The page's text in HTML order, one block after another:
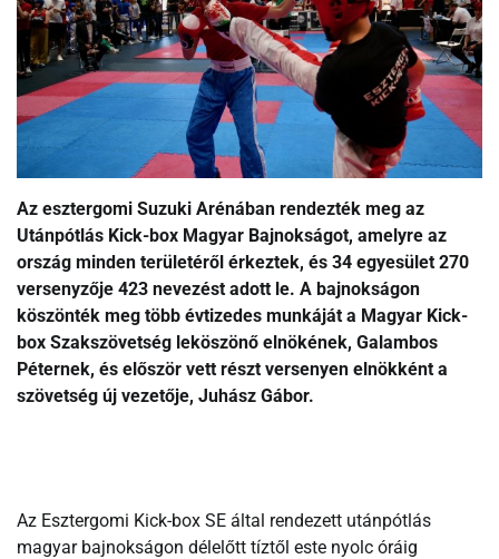
Az esztergomi Suzuki Arénában rendezték meg az
Utánpótlás Kick-box Magyar Bajnokságot, amelyre az
ország minden területéről érkeztek, és 34 egyesület 270
versenyzője 423 nevezést adott le. A bajnokságon
köszönték meg több évtizedes munkáját a Magyar Kick-
box Szakszövetség leköszönő elnökének, Galambos
Péternek, és először vett részt versenyen elnökként a
szövetség új vezetője, Juhász Gábor.
Az Esztergomi Kick-box SE által rendezett utánpótlás
magyar bajnokságon délelőtt tíztől este nyolc óráig